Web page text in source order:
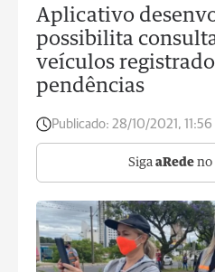
Aplicativo
possibilita
veículos
pendências
Publicado: 28/10/2021, 11:56
Siga aRede no